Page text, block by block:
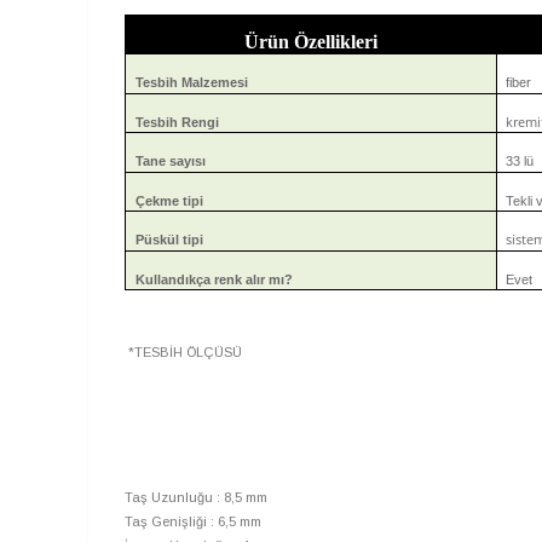
Ürün Özellikleri
Tesbih Malzemesi fiber
Tesbih Rengi
Tane sayısı 33 lü
Çekme tipi Tekli
Püskül tipi
Kullandıkça renk alır mı? Evet
*TESBİH ÖLÇÜSÜ
Taş Uzunluğu : 8,5 mm
Taş Genişliği : 6,5 mm